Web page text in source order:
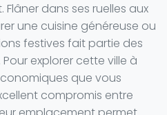
dans ses ruelles aux
une cuisine généreuse ou
festives fait partie des
explorer cette ville à
que vous
compromis entre